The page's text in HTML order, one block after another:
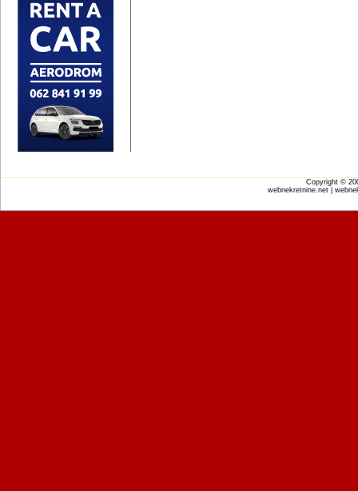
Copyright ©
webnekretnine.net |